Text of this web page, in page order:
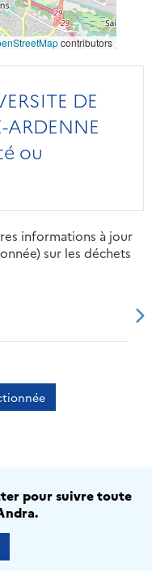
contributors
DE
ARDENNE
ou
informations à jour
sur les déchets
pour suivre toute